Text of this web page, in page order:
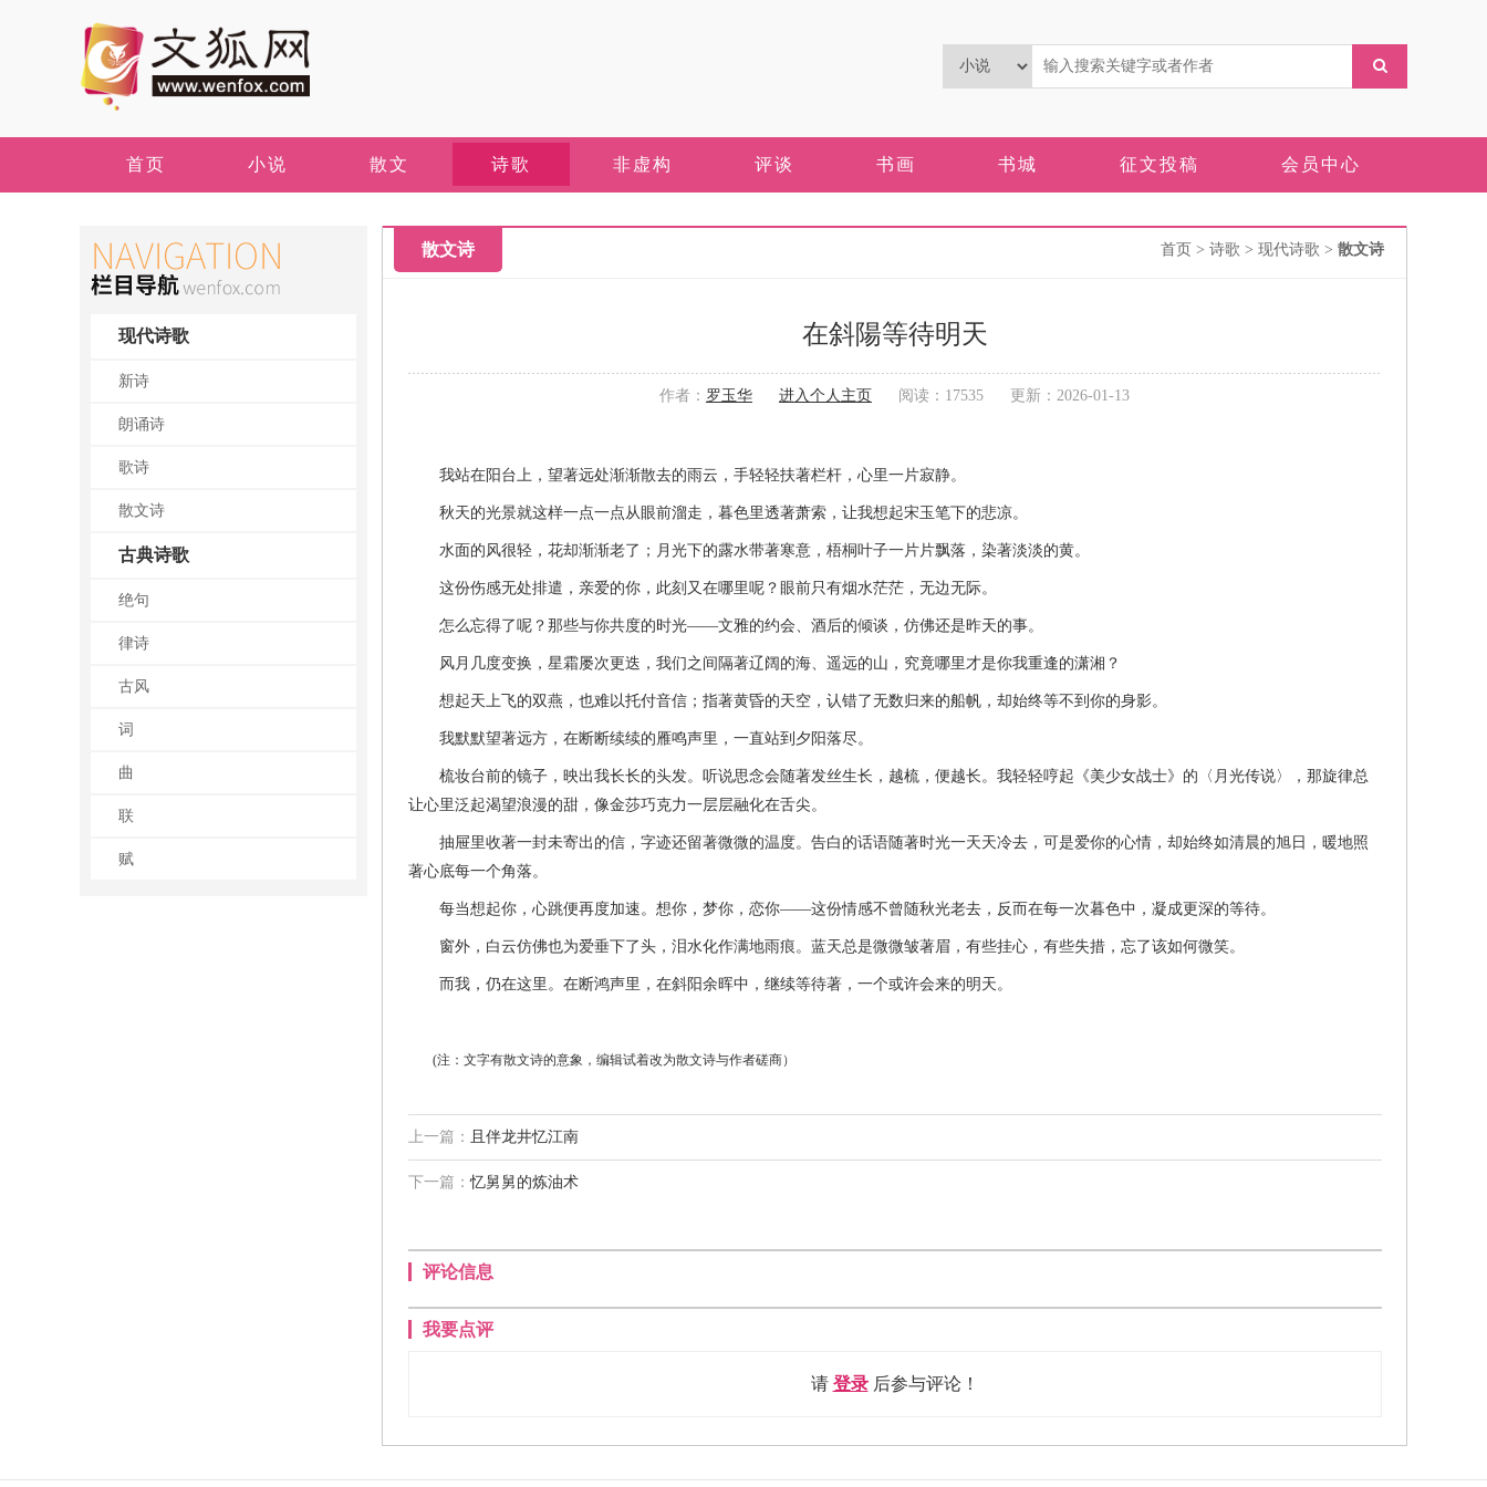
首页 小说 散文 诗歌 非虚构 评谈 书画 书城 征文投稿 会员中心
现代诗歌
新诗
朗诵诗
歌诗
散文诗
古典诗歌
绝句
律诗
古风
词
曲
联
赋
散文诗 首页 > 诗歌 > 现代诗歌 > 散文诗
在斜陽等待明天
作者： 罗玉华 进入个人主页 阅读：17535 更新：2026-01-13
我站在阳台上，望著远处渐渐散去的雨云，手轻轻扶著栏杆，心里一片寂静。
秋天的光景就这样一点一点从眼前溜走，暮色里透著萧索，让我想起宋玉笔下的悲凉。
水面的风很轻，花却渐渐老了；月光下的露水带著寒意，梧桐叶子一片片飘落，染著淡淡的黄。
这份伤感无处排遣，亲爱的你，此刻又在哪里呢？眼前只有烟水茫茫，无边无际。
怎么忘得了呢？那些与你共度的时光——文雅的约会、酒后的倾谈，仿佛还是昨天的事。
风月几度变换，星霜屡次更迭，我们之间隔著辽阔的海、遥远的山，究竟哪里才是你我重逢的潇湘？
想起天上飞的双燕，也难以托付音信；指著黄昏的天空，认错了无数归来的船帆，却始终等不到你的身影。
我默默望著远方，在断断续续的雁鸣声里，一直站到夕阳落尽。
梳妆台前的镜子，映出我长长的头发。听说思念会随著发丝生长，越梳，便越长。我轻轻哼起《美少女战士》的〈月光传说〉，那旋律总
让心里泛起渴望浪漫的甜，像金莎巧克力一层层融化在舌尖。
抽屉里收著一封未寄出的信，字迹还留著微微的温度。告白的话语随著时光一天天冷去，可是爱你的心情，却始终如清晨的旭日，暖地照
著心底每一个角落。
每当想起你，心跳便再度加速。想你，梦你，恋你——这份情感不曾随秋光老去，反而在每一次暮色中，凝成更深的等待。
窗外，白云仿佛也为爱垂下了头，泪水化作满地雨痕。蓝天总是微微皱著眉，有些挂心，有些失措，忘了该如何微笑。
而我，仍在这里。在断鸿声里，在斜阳余晖中，继续等待著，一个或许会来的明天。
(注：文字有散文诗的意象，编辑试着改为散文诗与作者磋商）
上一篇： 且伴龙井忆江南
下一篇：忆舅舅的炼油术
评论信息
我要点评
请 登录后参与评论！